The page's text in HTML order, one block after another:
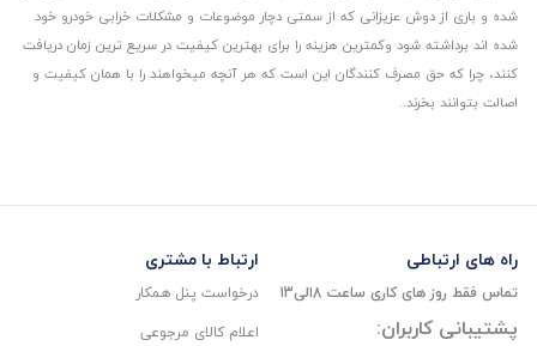
شده و باری از دوش عزیزانی که از سمتی دچار موضوعات و مشکلات خرابی خودرو خود
شده اند برداشته شود و‌کمترین هزینه را برای بهترین کیفیت در سریع ترین زمان دریافت
کنند، چرا که حق مصرف کنندگان این است که هر آنچه میخواهند را با همان کیفیت و
اصالت بتوانند بخرند..
راه های ارتباطی
تماس فقط روز های کاری ساعت 8الی13
پشتیبانی کاربران:
ارتباط با مشتری
درخواست پنل همکار
اعلام کالای مرجوعی